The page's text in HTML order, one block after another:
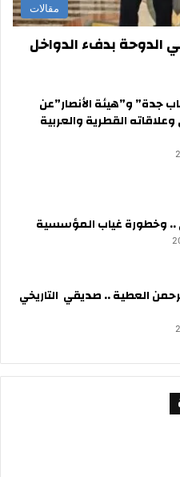
مقالات
الدوحة بدفء الدواخل
جدة” و”هيئة الأنصار”عن
القطرية والعربية
.. وخطورة غياب المؤسسية
العطية .. صديقي التاريخي